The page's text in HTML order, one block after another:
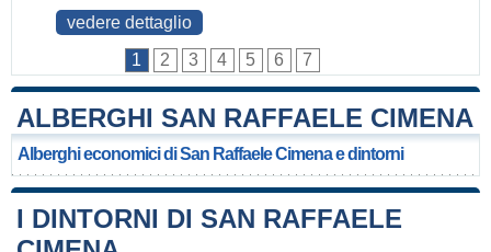
vedere dettaglio
1 2 3 4 5 6 7
ALBERGHI SAN RAFFAELE CIMENA
Alberghi economici di San Raffaele Cimena e dintorni
I DINTORNI DI SAN RAFFAELE